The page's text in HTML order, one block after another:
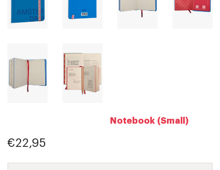
Notebook (Small)
€22,95